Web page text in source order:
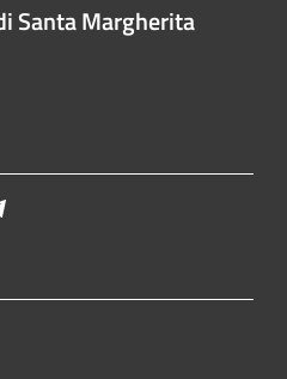
Santa Margherita